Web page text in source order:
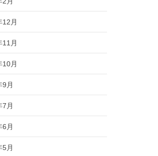
12月
11月
10月
9月
7月
6月
5月